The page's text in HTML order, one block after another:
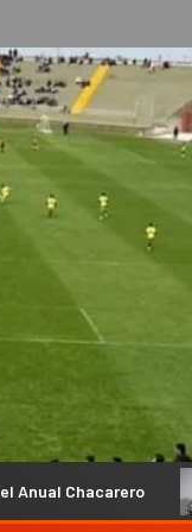
El